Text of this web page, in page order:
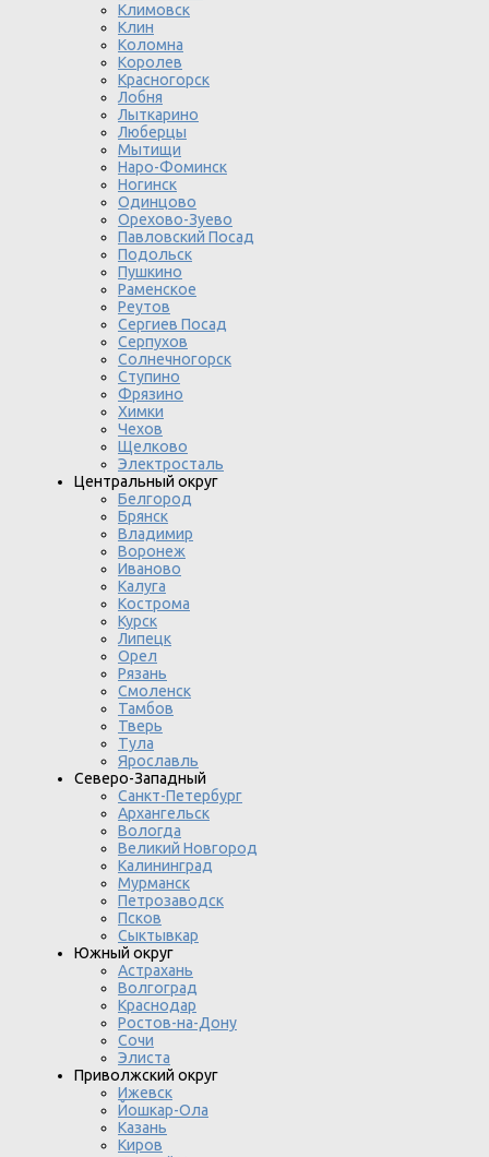
Климовск
Клин
Коломна
Королев
Красногорск
Лобня
Лыткарино
Люберцы
Мытищи
Наро-Фоминск
Ногинск
Одинцово
Орехово-Зуево
Павловский Посад
Подольск
Пушкино
Раменское
Реутов
Сергиев Посад
Серпухов
Солнечногорск
Ступино
Фрязино
Химки
Чехов
Щелково
Электросталь
Центральный округ
Белгород
Брянск
Владимир
Воронеж
Иваново
Калуга
Кострома
Курск
Липецк
Орел
Рязань
Смоленск
Тамбов
Тверь
Тула
Ярославль
Северо-Западный
Санкт-Петербург
Архангельск
Вологда
Великий Новгород
Калининград
Мурманск
Петрозаводск
Псков
Сыктывкар
Южный округ
Астрахань
Волгоград
Краснодар
Ростов-на-Дону
Сочи
Элиста
Приволжский округ
Ижевск
Йошкар-Ола
Казань
Киров